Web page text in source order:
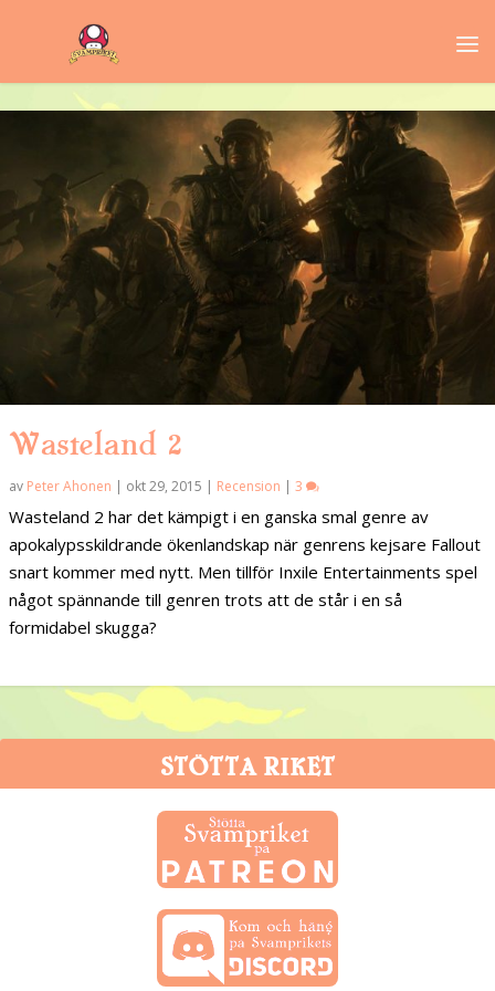
Wasteland 2
av Peter Ahonen | okt 29, 2015 | Recension | 3
Wasteland 2 har det kämpigt i en ganska smal genre av
apokalypsskildrande ökenlandskap när genrens kejsare Fallout
snart kommer med nytt. Men tillför Inxile Entertainments spel
något spännande till genren trots att de står i en så
formidabel skugga?
STÖTTA RIKET